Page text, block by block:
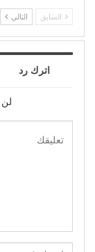
السابق التالي
اترك رد
لن